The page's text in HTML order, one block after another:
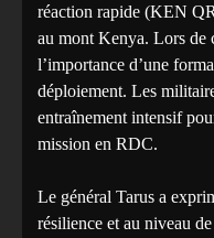
réaction rapide (KEN
au mont Kenya. Lors de
l’importance d’une
déploiement. Les
entraînement intensif
mission en RDC.
Le général Tarus a
résilience et au niveau